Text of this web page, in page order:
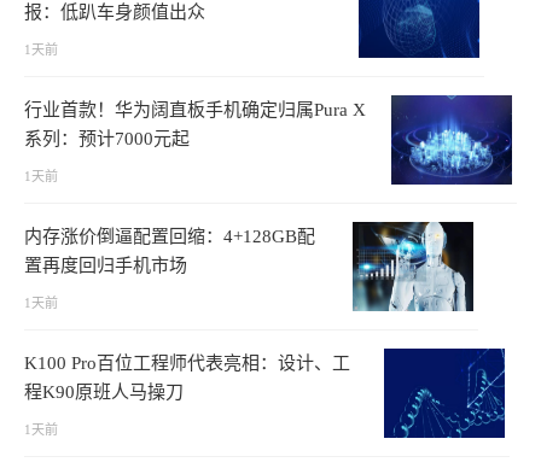
报：低趴车身颜值出众
1天前
行业首款！华为阔直板手机确定归属Pura X
系列：预计7000元起
1天前
内存涨价倒逼配置回缩：4+128GB配
置再度回归手机市场
1天前
K100 Pro百位工程师代表亮相：设计、工
程K90原班人马操刀
1天前